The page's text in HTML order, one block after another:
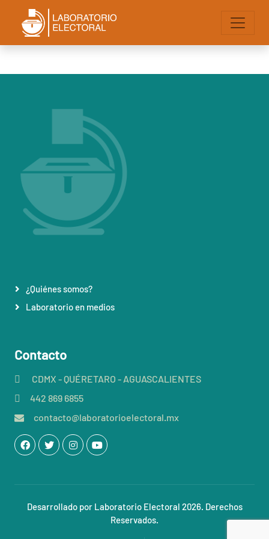
¿Quiénes somos?
Laboratorio en medios
Contacto
CDMX - QUÉRETARO - AGUASCALIENTES
442 869 6855
contacto@laboratorioelectoral.mx
Desarrollado por Laboratorio Electoral 2026. Derechos
Reservados.